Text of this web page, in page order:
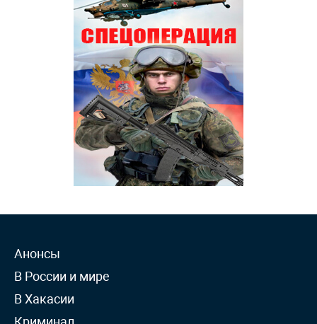
Анонсы
В России и мире
В Хакасии